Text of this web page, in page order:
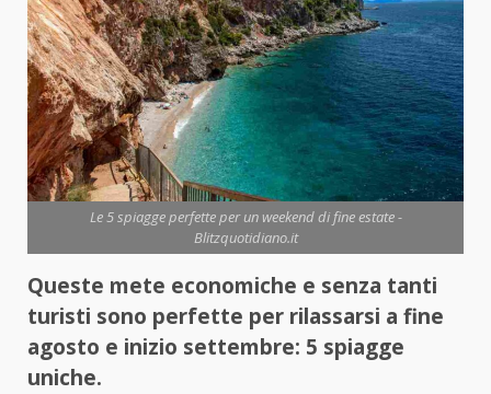
Le 5 spiagge perfette per un weekend di fine estate -
Blitzquotidiano.it
Queste mete economiche e senza tanti
turisti sono perfette per rilassarsi a fine
agosto e inizio settembre: 5 spiagge
uniche.